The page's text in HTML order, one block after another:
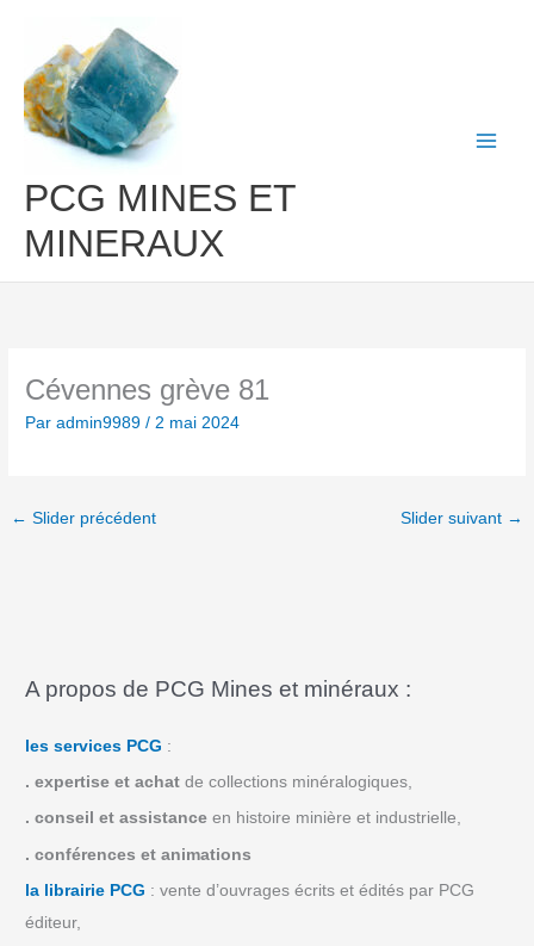
contenu
PCG MINES ET
MINERAUX
Cévennes grève 81
Paradmin9989/2 mai 2024
← Slider précédent Slider suivant →
A propos de PCG Mines et minéraux :
les services PCG :
. expertise et achat de collections minéralogiques,
. conseil et assistance en histoire minière et industrielle,
. conférences et animations
la librairie PCG : vente d’ouvrages écrits et édités par PCG
éditeur,